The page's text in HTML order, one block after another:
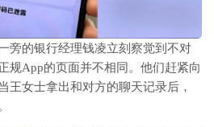
旁的银行经理钱凌立刻察觉到不对
规App的页面并不相同。他们赶紧向
王女士拿出和对方的聊天记录后，